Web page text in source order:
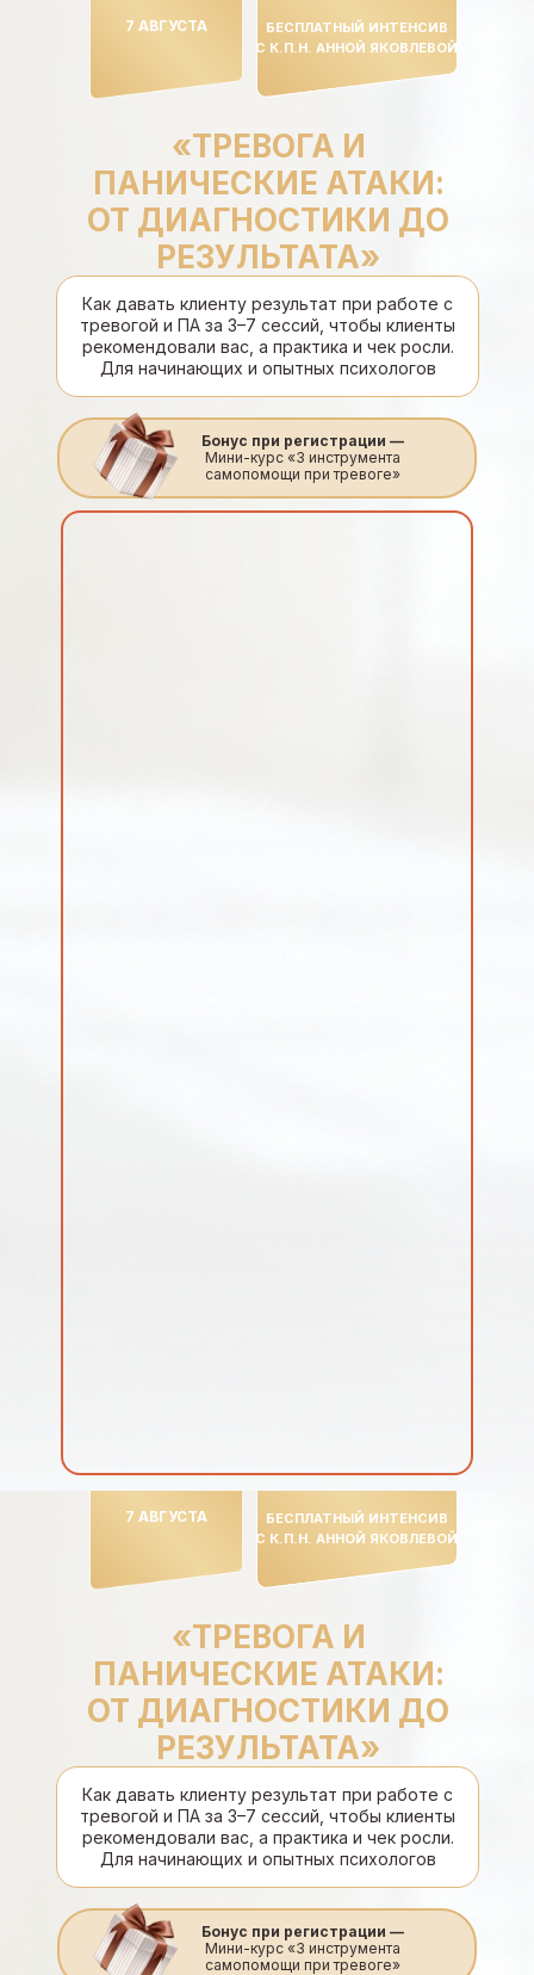
Как давать клиенту результат при работе с
тревогой и ПА за 3–7 сессий, чтобы клиенты
рекомендовали вас, а практика и чек росли.
Для начинающих и опытных психологов
7 АВГУСТА
БЕСПЛАТНЫЙ ИНТЕНСИВ
С К.П.Н. АННОЙ ЯКОВЛЕВОЙ
«ТРЕВОГА И
ПАНИЧЕСКИЕ АТАКИ:
ОТ ДИАГНОСТИКИ ДО
РЕЗУЛЬТАТА»
Бонус при регистрации —
Мини-курс «3 инструмента
самопомощи при тревоге»
Как давать клиенту результат при работе с
тревогой и ПА за 3–7 сессий, чтобы клиенты
рекомендовали вас, а практика и чек росли.
Для начинающих и опытных психологов
7 АВГУСТА
БЕСПЛАТНЫЙ ИНТЕНСИВ
С К.П.Н. АННОЙ ЯКОВЛЕВОЙ
«ТРЕВОГА И
ПАНИЧЕСКИЕ АТАКИ:
ОТ ДИАГНОСТИКИ ДО
РЕЗУЛЬТАТА»
Бонус при регистрации —
Мини-курс «3 инструмента
самопомощи при тревоге»